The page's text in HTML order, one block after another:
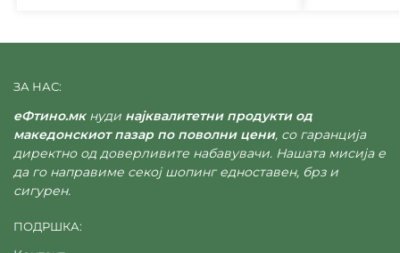
ЗА НАС:
еФтино.мкнуди најквалитетни продукти од
македонскиот пазар по поволни цени, со гаранција
директно од доверливите набавувачи. Нашата мисија е
да го направиме секој шопинг едноставен, брз и
сигурен.
ПОДРШКА: